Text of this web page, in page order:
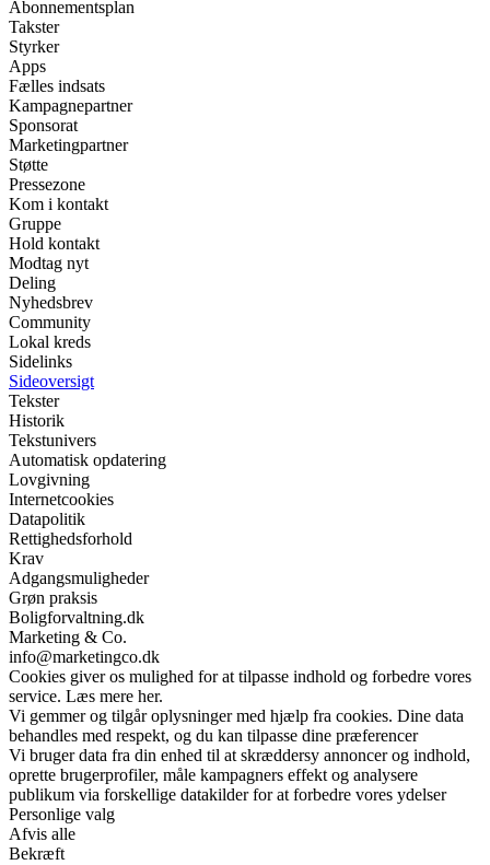
Abonnementsplan
Takster
Styrker
Apps
Fælles indsats
Kampagnepartner
Sponsorat
Marketingpartner
Støtte
Pressezone
Kom i kontakt
Gruppe
Hold kontakt
Modtag nyt
Deling
Nyhedsbrev
Community
Lokal kreds
Sidelinks
Sideoversigt
Tekster
Historik
Tekstunivers
Automatisk opdatering
Lovgivning
Internetcookies
Datapolitik
Rettighedsforhold
Krav
Adgangsmuligheder
Grøn praksis
Boligforvaltning.dk
Marketing & Co.
info@marketingco.dk
Cookies giver os mulighed for at tilpasse indhold og forbedre vores
service. Læs mere her.
Vi gemmer og tilgår oplysninger med hjælp fra cookies. Dine data
behandles med respekt, og du kan tilpasse dine præferencer
Vi bruger data fra din enhed til at skræddersy annoncer og indhold,
oprette brugerprofiler, måle kampagners effekt og analysere
publikum via forskellige datakilder for at forbedre vores ydelser
Personlige valg
Afvis alle
Bekræft